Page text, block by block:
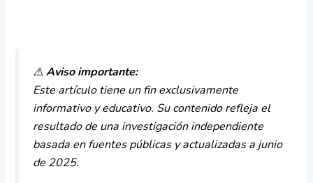
⚠️Aviso importante:
Este artículo tiene un fin exclusivamente
informativo y educativo. Su contenido refleja el
resultado de una investigación independiente
basada en fuentes públicas y actualizadas a junio
de 2025.